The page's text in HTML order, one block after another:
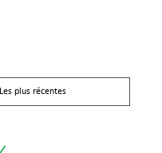
Les plus récentes